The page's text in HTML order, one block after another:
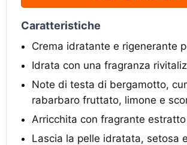
Caratteristiche
Crema idratante e rigenerante
Idrata con una fragranza
Note di testa di bergamotto,
rabarbaro fruttato, limone e
Arricchita con fragrante
Lascia la pelle idratata, setosa